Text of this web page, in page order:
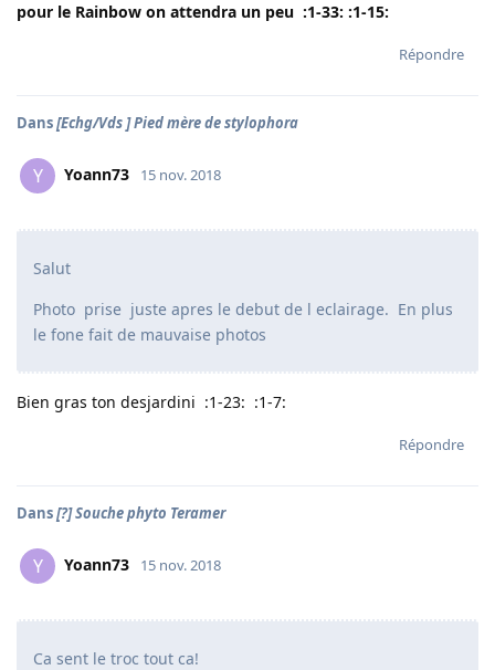
pour le Rainbow on attendra un peu :1-33: :1-15:
Répondre
Dans[Echg/Vds ] Pied mère de stylophora
Y Yoann73 15 nov. 2018
Salut
Photo prise juste apres le debut de l eclairage. En plus
le fone fait de mauvaise photos
Bien gras ton desjardini :1-23: :1-7:
Répondre
Dans[?] Souche phyto Teramer
Y Yoann73 15 nov. 2018
Ca sent le troc tout ca!